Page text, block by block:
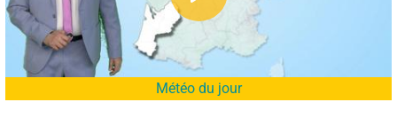
Météo du jour